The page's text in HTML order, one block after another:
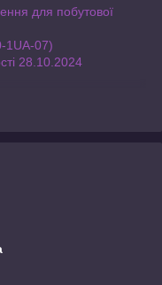
для побутової
1UA-07)
28.10.2024